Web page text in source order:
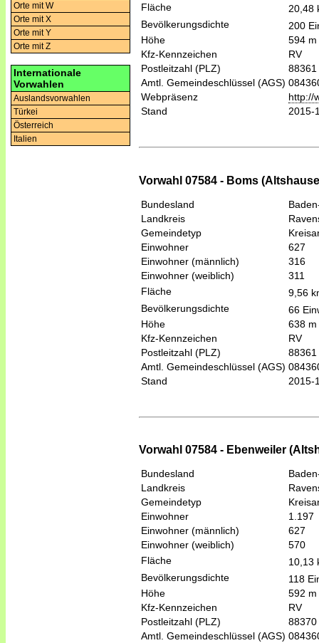
Orte mit W
Orte mit X
Orte mit Y
Orte mit Z
Internationale
Vorwahlen
Auslandsvorwahlen
Türkei
Österreich
Italien
Fläche
20,48
Bevölkerungsdichte
200
Höhe
594 m
Kfz-Kennzeichen
RV
Postleitzahl (PLZ)
88361
Amtl. Gemeindeschlüssel (AGS)
Webpräsenz
http://
Stand
2015-
Vorwahl 07584 - Boms
Bundesland
Landkreis
Gemeindetyp
Einwohner
627
Einwohner (männlich)
316
Einwohner (weiblich)
311
Fläche
9,56
Bevölkerungsdichte
66
Höhe
638 m
Kfz-Kennzeichen
RV
Postleitzahl (PLZ)
88361
Amtl. Gemeindeschlüssel (AGS)
Stand
2015-
Vorwahl 07584 - Ebenweiler
Bundesland
Landkreis
Gemeindetyp
Einwohner
1.197
Einwohner (männlich)
627
Einwohner (weiblich)
570
Fläche
10,13
Bevölkerungsdichte
118
Höhe
592 m
Kfz-Kennzeichen
RV
Postleitzahl (PLZ)
88370
Amtl. Gemeindeschlüssel (AGS)